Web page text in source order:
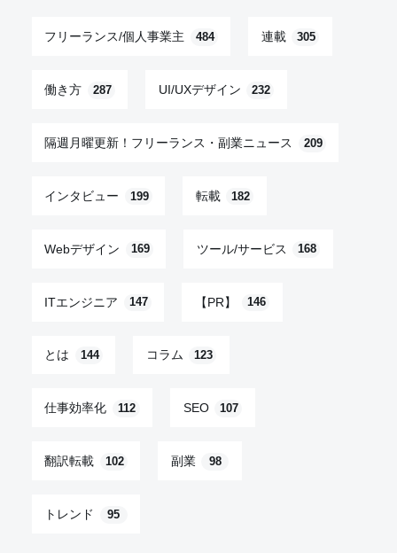
フリーランス/個人事業主 484 連載 305
働き方 287 UI/UXデザイン 232
隔週月曜更新！フリーランス・副業ニュース 209
インタビュー 199 転載 182
Webデザイン 169 ツール/サービス 168
ITエンジニア 147 【PR】 146
とは 144 コラム 123
仕事効率化 112 SEO 107
翻訳転載 102 副業 98
トレンド 95